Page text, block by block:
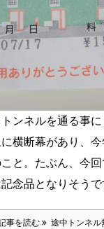
ンネルを通る事に
横断幕があり、
と。たぶん、今
念品となりそうで
事を読む 途中トンネル